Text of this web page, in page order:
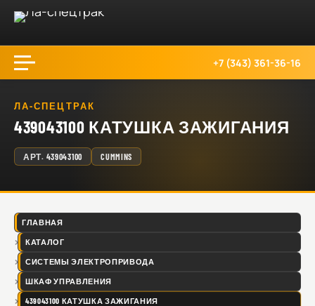
+7 (343) 361-36-16
ЛА-СПЕЦТРАК
439043100 КАТУШКА ЗАЖИГАНИЯ
АРТ. 439043100 CUMMINS
ГЛАВНАЯ
КАТАЛОГ
СИСТЕМЫ ЭЛЕКТРОПРИВОДА
ШКАФ УПРАВЛЕНИЯ
439043100 КАТУШКА ЗАЖИГАНИЯ